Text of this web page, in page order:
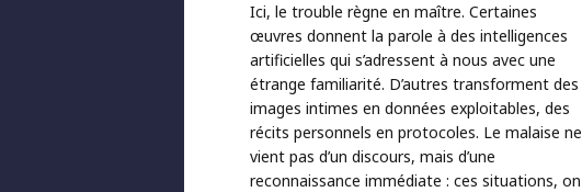
Ici, le trouble règne en maître. Certaines
œuvres donnent la parole à des intelligences
artificielles qui s’adressent à nous avec une
étrange familiarité. D’autres transforment des
images intimes en données exploitables, des
récits personnels en protocoles. Le malaise ne
vient pas d’un discours, mais d’une
reconnaissance immédiate : ces situations, on